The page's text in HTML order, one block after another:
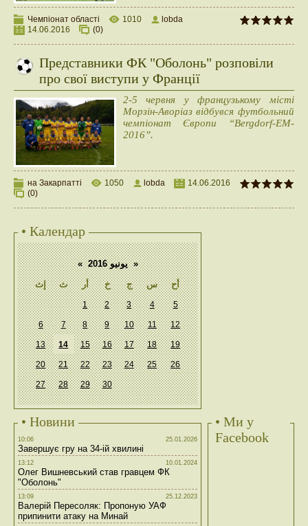
Чемпіонат області 1010
lobda
14.06.2016
(0)
Представники ФК "Оболонь" розповіли
про свої виступи у Франції
​2-5 червня у французькому місті
Морзін-Аворіаз відбувся футбольний
чемпіонат Європи “Bergdorf-EM-
2016”.
на Закарпатті 1050 lobda
14.06.2016
(0)
• Календар
« يونيو 2016 »
إث
ث أر خ ج س أح
1 2 3 4 5
6 7 8 9 10 11 12
13 14 15 16 17 18 19
20 21 22 23 24 25 26
27 28 29 30
• Новини
10:06 25.01.2026
Завершує гру на 34-ій хвилині
13:12 10.01.2024
Олег Вишневський став гравцем ФК
"Оболонь"
13:09 25.12.2023
Валерій Пересоляк: Пропоную УАФ
припинити атаку на Минай
• Ми у
Facebook